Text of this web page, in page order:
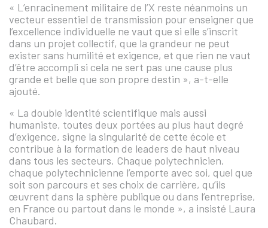
« L’enracinement militaire de l’X reste néanmoins un
vecteur essentiel de transmission pour enseigner que
l’excellence individuelle ne vaut que si elle s’inscrit
dans un projet collectif, que la grandeur ne peut
exister sans humilité et exigence, et que rien ne vaut
d’être accompli si cela ne sert pas une cause plus
grande et belle que son propre destin », a-t-elle
ajouté.
« La double identité scientifique mais aussi
humaniste, toutes deux portées au plus haut degré
d’exigence, signe la singularité de cette école et
contribue à la formation de leaders de haut niveau
dans tous les secteurs. Chaque polytechnicien,
chaque polytechnicienne l’emporte avec soi, quel que
soit son parcours et ses choix de carrière, qu’ils
œuvrent dans la sphère publique ou dans l’entreprise,
en France ou partout dans le monde », a insisté Laura
Chaubard.